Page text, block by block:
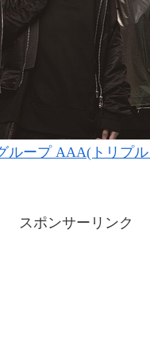
ープ AAA(トリプ
スポンサーリンク